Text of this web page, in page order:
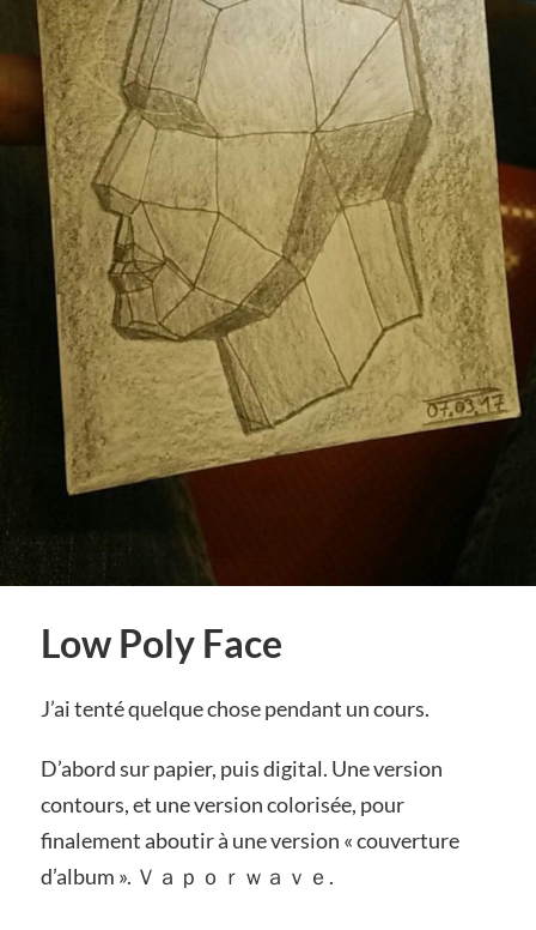
Low Poly Face
J’ai tenté quelque chose pendant un cours.
D’abord sur papier, puis digital. Une version
contours, et une version colorisée, pour
finalement aboutir à une version « couverture
d’album ». Ｖａｐｏｒｗａｖｅ.